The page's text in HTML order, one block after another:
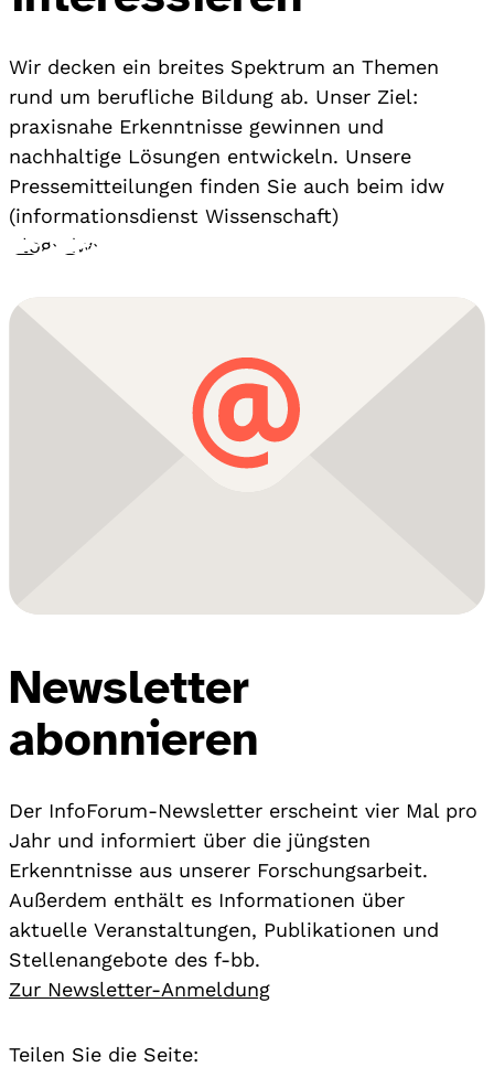
Wir decken ein breites Spektrum an Themen
rund um berufliche Bildung ab. Unser Ziel:
praxisnahe Erkenntnisse gewinnen und
nachhaltige Lösungen entwickeln. Unsere
Pressemitteilungen finden Sie auch beim idw
(informationsdienst Wissenschaft)
Blog› idw›
Newsletter
abonnieren
Der InfoForum-Newsletter erscheint vier Mal pro
Jahr und informiert über die jüngsten
Erkenntnisse aus unserer Forschungsarbeit.
Außerdem enthält es Informationen über
aktuelle Veranstaltungen, Publikationen und
Stellenangebote des f-bb.
Zur Newsletter-Anmeldung
Teilen Sie die Seite: